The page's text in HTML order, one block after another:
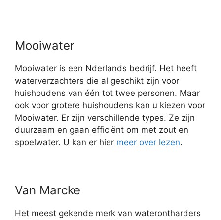
Mooiwater
Mooiwater is een Nderlands bedrijf. Het heeft
waterverzachters die al geschikt zijn voor
huishoudens van één tot twee personen. Maar
ook voor grotere huishoudens kan u kiezen voor
Mooiwater. Er zijn verschillende types. Ze zijn
duurzaam en gaan efficiënt om met zout en
spoelwater. U kan er hier meer over lezen.
Van Marcke
Het meest gekende merk van waterontharders